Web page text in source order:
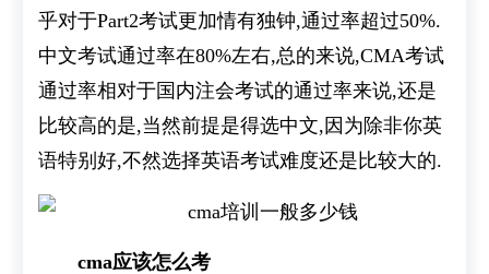
乎对于Part2考试更加情有独钟,通过率超过50%.
中文考试通过率在80%左右,总的来说,CMA考试
通过率相对于国内注会考试的通过率来说,还是
比较高的是,当然前提是得选中文,因为除非你英
语特别好,不然选择英语考试难度还是比较大的.
cma应该怎么考